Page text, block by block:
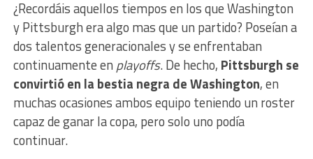
¿Recordáis aquellos tiempos en los que Washington
y Pittsburgh era algo mas que un partido? Poseían a
dos talentos generacionales y se enfrentaban
continuamente en playoffs. De hecho, Pittsburgh se
convirtió en la bestia negra de Washington, en
muchas ocasiones ambos equipo teniendo un roster
capaz de ganar la copa, pero solo uno podía
continuar.